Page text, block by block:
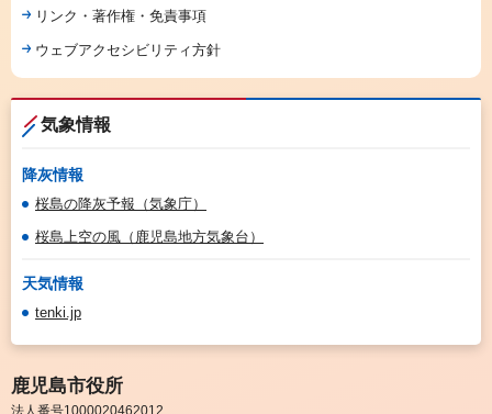
リンク・著作権・免責事項
ウェブアクセシビリティ方針
気象情報
降灰情報
桜島の降灰予報（気象庁）
桜島上空の風（鹿児島地方気象台）
天気情報
tenki.jp
鹿児島市役所
法人番号1000020462012